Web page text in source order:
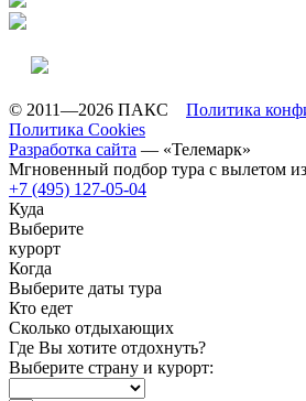
© 2011—2026 ПАКС Политика
Политика Cookies
Разработка сайта — «Телемарк»
Мгновенный подбор тура с вылетом из
+7 (495) 127-05-04
Куда
Выберите
курорт
Когда
Выберите даты тура
Кто едет
Сколько отдыхающих
Где Вы хотите отдохнуть?
Выберите страну и курорт: